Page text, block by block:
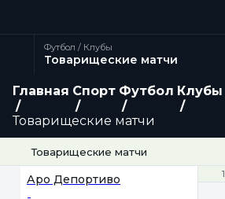
Футбол / Клубы
Товарищеские матчи
Главная Спорт Футбол Клубы
Товарищеские матчи
Товарищеские матчи
1
Аро Депортиво 1